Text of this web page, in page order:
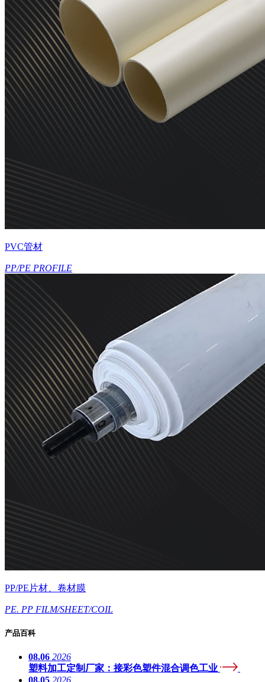
PVC管材
PP/PE PROFILE
PP/PE片材、卷材膜
PE. PP FILM/SHEET/COIL
产品百科
08.06 2026
塑料加工定制厂家：接彩色塑件混合调色工业